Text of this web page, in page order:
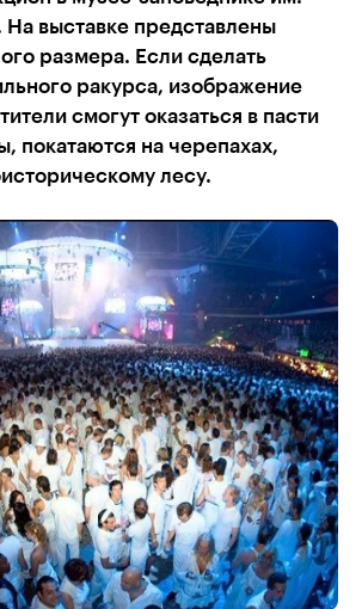
выставке представлены
размера. Если сделать
ракурса, изображение
смогут оказаться в пасти
покатаются на черепахах,
лесу.